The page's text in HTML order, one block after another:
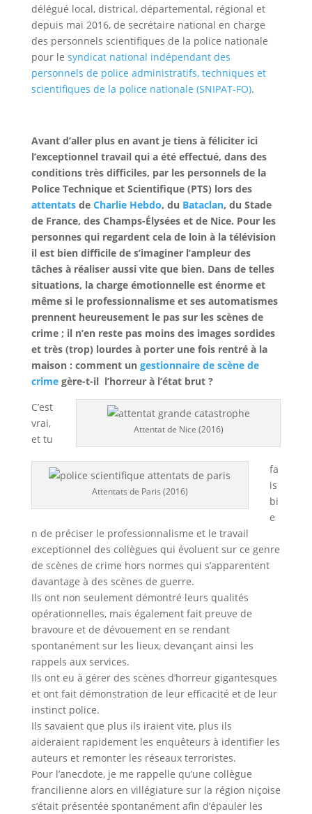
délégué local, districal, départemental, régional et
depuis mai 2016, de secrétaire national en charge
des personnels scientifiques de la police nationale
pour le syndicat national indépendant des
personnels de police administratifs, techniques et
scientifiques de la police nationale (SNIPAT-FO).
Avant d’aller plus en avant je tiens à féliciter ici
l’exceptionnel travail qui a été effectué, dans des
conditions très difficiles, par les personnels de la
Police Technique et Scientifique (PTS) lors des
attentatsde Charlie Hebdo, du Bataclan, du Stade
de France, des Champs-Élysées et de Nice. Pour les
personnes qui regardent cela de loin à la télévision
il est bien difficile de s’imaginer l’ampleur des
tâches à réaliser aussi vite que bien. Dans de telles
situations, la charge émotionnelle est énorme et
même si le professionnalisme et ses automatismes
prennent heureusement le pas sur les scènes de
crime ; il n’en reste pas moins des images sordides
et très (trop) lourdes à porter une fois rentré à la
maison : comment un gestionnaire de scène de
crimegère-t-il l’horreur à l’état brut ?
Attentat de Nice (2016)
Attentats de Paris (2016)
C’est
vrai,
et tu
fa
is
bi
e
n de préciser le professionnalisme et le travail
exceptionnel des collègues qui évoluent sur ce genre
de scènes de crime hors normes qui s’apparentent
davantage à des scènes de guerre.
Ils ont non seulement démontré leurs qualités
opérationnelles, mais également fait preuve de
bravoure et de dévouement en se rendant
spontanément sur les lieux, devançant ainsi les
rappels aux services.
Ils ont eu à gérer des scènes d’horreur gigantesques
et ont fait démonstration de leur efficacité et de leur
instinct police.
Ils savaient que plus ils iraient vite, plus ils
aideraient rapidement les enquêteurs à identifier les
auteurs et remonter les réseaux terroristes.
Pour l’anecdote, je me rappelle qu’une collègue
francilienne alors en villégiature sur la région niçoise
s’était présentée spontanément afin d’épauler les